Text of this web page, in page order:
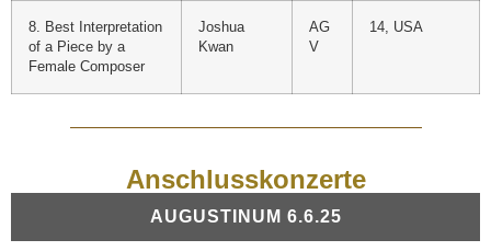
8. Best Interpretation
of a Piece by a
Female Composer
Joshua
Kwan
AG
V
14, USA
Anschlusskonzerte
AUGUSTINUM 6.6.25